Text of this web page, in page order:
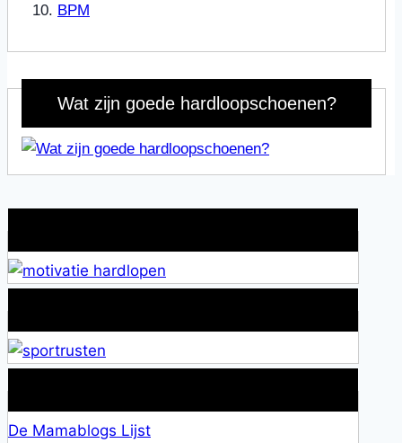
BPM
Wat zijn goede hardloopschoenen?
De Mamablogs Lijst